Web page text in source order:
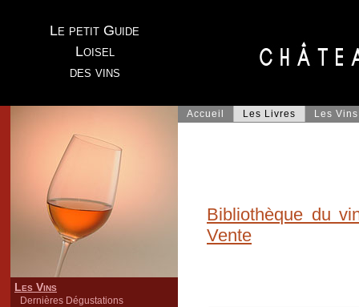
Le petit Guide
Loisel
des vins
Les Vins
Dernières Dégustations
Accueil Les Livres Les Vins
Bibliothèque du
Vente